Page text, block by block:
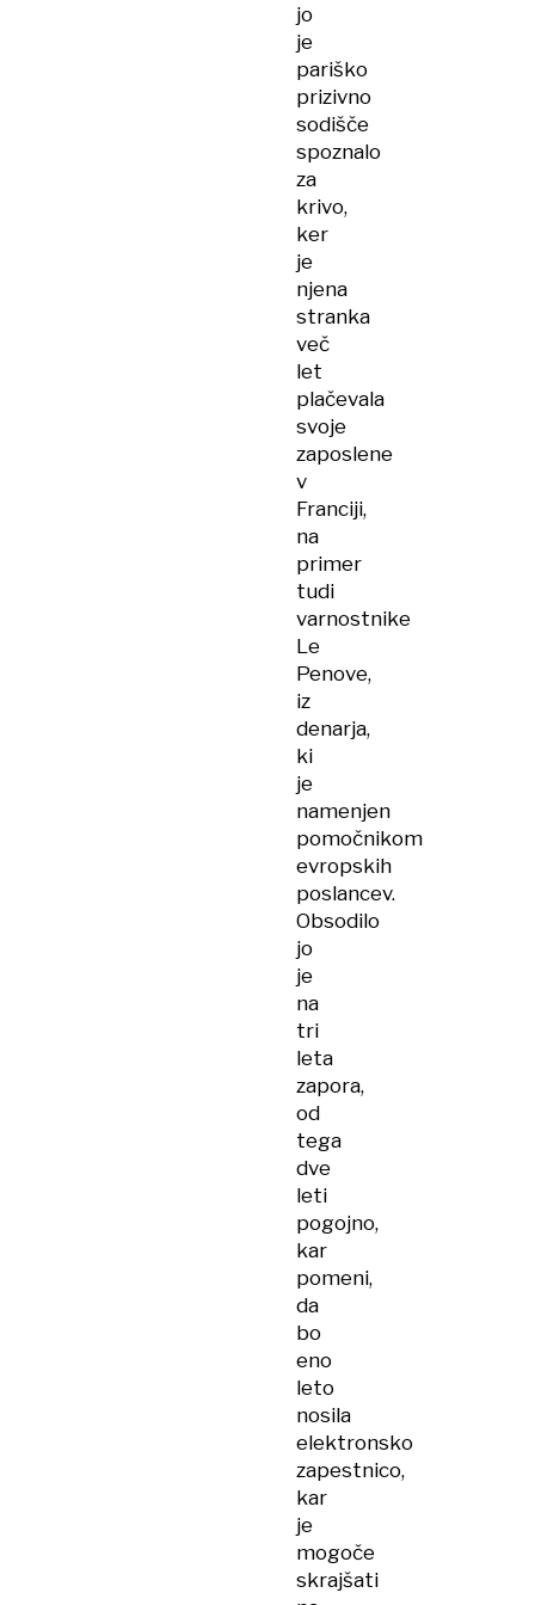
jo
je
pariško
prizivno
sodišče
spoznalo
za
krivo,
ker
je
njena
stranka
več
let
plačevala
svoje
zaposlene
v
Franciji,
na
primer
tudi
varnostnike
Le
Penove,
iz
denarja,
ki
je
namenjen
pomočnikom
evropskih
poslancev.
Obsodilo
jo
je
na
tri
leta
zapora,
od
tega
dve
leti
pogojno,
kar
pomeni,
da
bo
eno
leto
nosila
elektronsko
zapestnico,
kar
je
mogoče
skrajšati